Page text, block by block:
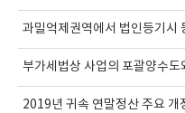
과밀억제권역에서 법인등기시
부가세법상 사업의 포괄양수도
2019년 귀속 연말정산 주요 개